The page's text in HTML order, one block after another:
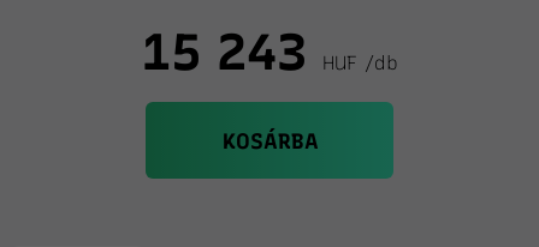
15 243 HUF /db
KOSÁRBA